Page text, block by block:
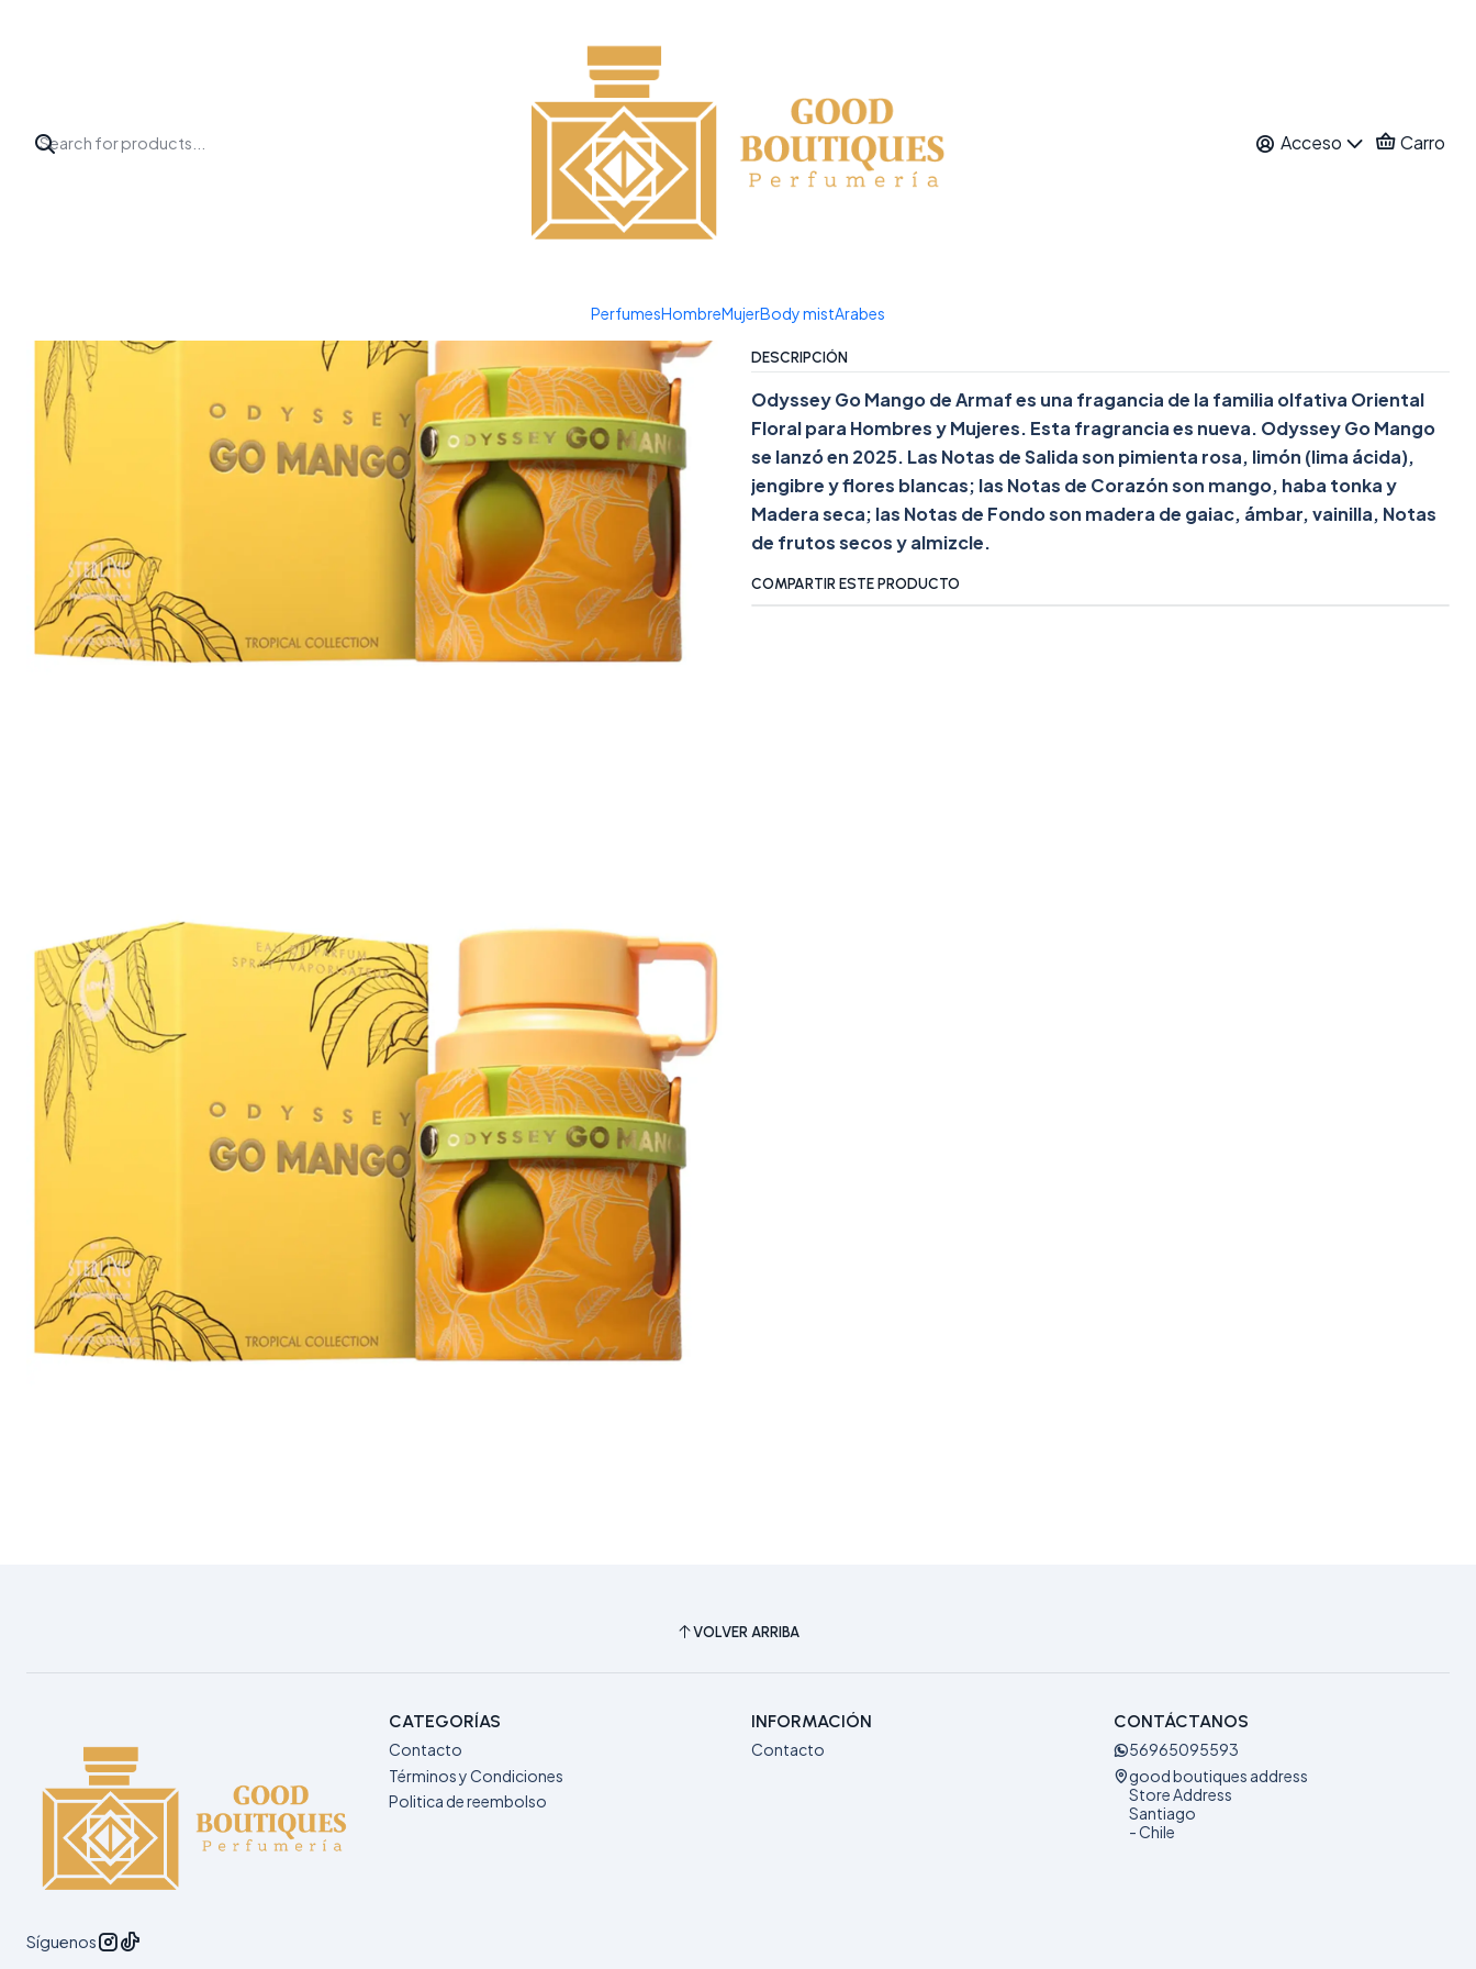
Acceso Carro
PerfumesHombreMujerBody mistArabes
Odyssey Go Mango EDP 100 ML
Mostrar stock de ubicaciones
DESCRIPCIÓN
Odyssey Go Mango de Armaf es una fragancia de la familia olfativa Oriental
Floral para Hombres y Mujeres. Esta fragrancia es nueva. Odyssey Go Mango
se lanzó en 2025. Las Notas de Salida son pimienta rosa, limón (lima ácida),
jengibre y flores blancas; las Notas de Corazón son mango, haba tonka y
Madera seca; las Notas de Fondo son madera de gaiac, ámbar, vainilla, Notas
de frutos secos y almizcle.
COMPARTIR ESTE PRODUCTO
VOLVER ARRIBA
Síguenos
CATEGORÍAS
Contacto
Términos y Condiciones
Politica de reembolso
INFORMACIÓN
Contacto
CONTÁCTANOS
56965095593
good boutiques address
Store Address
Santiago
- Chile